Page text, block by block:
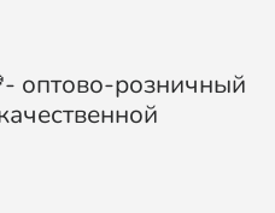
оптово-розничный